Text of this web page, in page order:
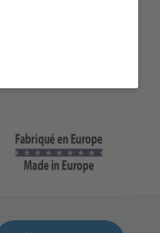
kannabidiolu